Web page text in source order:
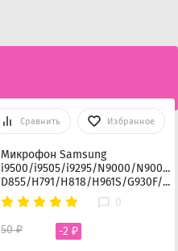
Сравнить Избранное
Микрофон Samsung
i9500/i9505/i9295/N9000/N9005/
D855/H791/H818/H961S/G930F/G935F
0
50 ₽ -2 ₽